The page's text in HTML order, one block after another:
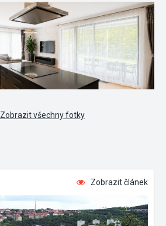
Zobrazit všechny fotky
Zobrazit článek